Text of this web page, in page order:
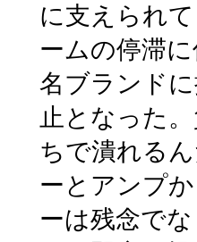
に支えられ
ームの停滞
名ブランド
止となった
ちで潰れる
ーとアンプ
ーは残念で